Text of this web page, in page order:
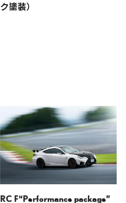
ク塗装）
RC F“Performance package”